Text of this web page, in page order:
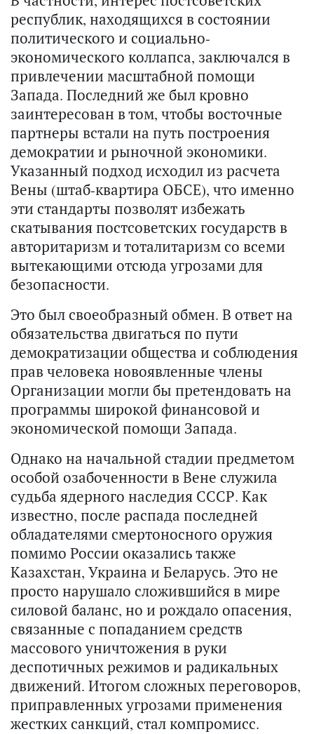
республик, находящихся в состоянии
политического и социально-
экономического коллапса, заключался в
привлечении масштабной помощи
Запада. Последний же был кровно
заинтересован в том, чтобы восточные
партнеры встали на путь построения
демократии и рыночной экономики.
Указанный подход исходил из расчета
Вены (штаб-квартира ОБСЕ), что именно
эти стандарты позволят избежать
скатывания постсоветских государств в
авторитаризм и тоталитаризм со всеми
вытекающими отсюда угрозами для
безопасности.
Это был своеобразный обмен. В ответ на
обязательства двигаться по пути
демократизации общества и соблюдения
прав человека новоявленные члены
Организации могли бы претендовать на
программы широкой финансовой и
экономической помощи Запада.
Однако на начальной стадии предметом
особой озабоченности в Вене служила
судьба ядерного наследия СССР. Как
известно, после распада последней
обладателями смертоносного оружия
помимо России оказались также
Казахстан, Украина и Беларусь. Это не
просто нарушало сложившийся в мире
силовой баланс, но и рождало опасения,
связанные с попаданием средств
массового уничтожения в руки
деспотичных режимов и радикальных
движений. Итогом сложных переговоров,
приправленных угрозами применения
жестких санкций, стал компромисс.